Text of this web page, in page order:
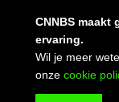
CNNBS maakt
ervaring.
Wil je meer
onze cookie